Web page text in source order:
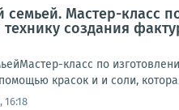
семьей. Мастер-класс
создания
класс по
красок и и соли,
16:18